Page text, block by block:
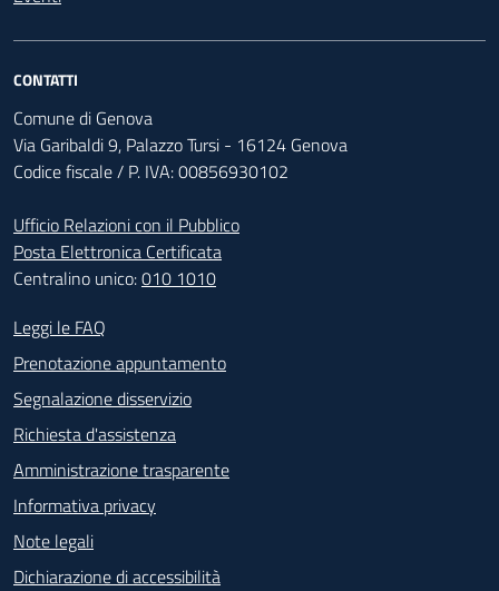
CONTATTI
Comune di Genova
Via Garibaldi 9, Palazzo Tursi - 16124 Genova
Codice fiscale / P. IVA: 00856930102
Ufficio Relazioni con il Pubblico
Posta Elettronica Certificata
Centralino unico:010 1010
Footer - Contatti
Leggi le FAQ
Prenotazione appuntamento
Segnalazione disservizio
Richiesta d'assistenza
Amministrazione trasparente
Informativa privacy
Note legali
Dichiarazione di accessibilità